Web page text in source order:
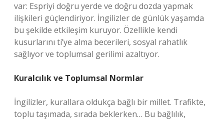
var: Espriyi doğru yerde ve doğru dozda yapmak
ilişkileri güçlendiriyor. İngilizler de günlük yaşamda
bu şekilde etkileşim kuruyor. Özellikle kendi
kusurlarını ti’ye alma becerileri, sosyal rahatlık
sağlıyor ve toplumsal gerilimi azaltıyor.
Kuralcılık ve Toplumsal Normlar
İngilizler, kurallara oldukça bağlı bir millet. Trafikte,
toplu taşımada, sırada beklerken… Bu bağlılık,